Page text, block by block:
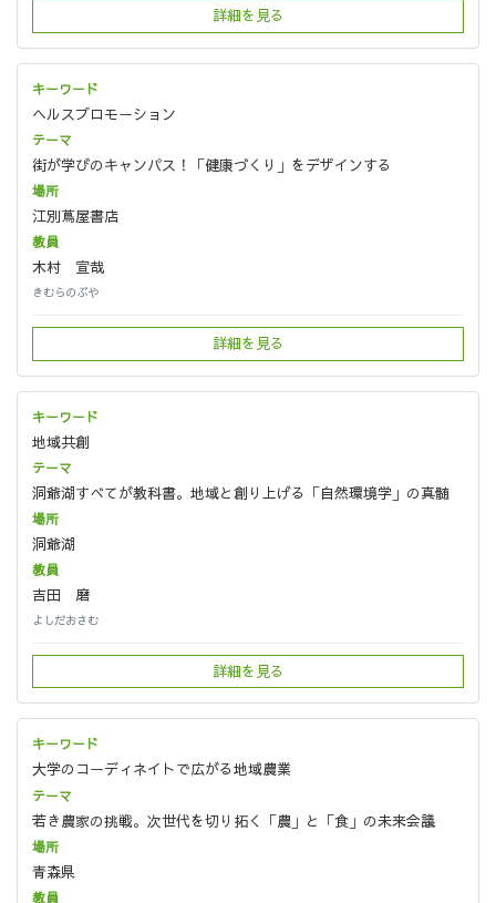
詳細を見る
ヘルスプロモーション
街が学びのキャンパス！「健康づくり」をデザインする
江別蔦屋書店
木村 宣哉
きむらのぶや
詳細を見る
地域共創
洞爺湖すべてが教科書。地域と創り上げる「自然環境学」の真髄
洞爺湖
吉田 磨
よしだおさむ
詳細を見る
大学のコーディネイトで広がる地域農業
若き農家の挑戦。次世代を切り拓く「農」と「食」の未来会議
青森県